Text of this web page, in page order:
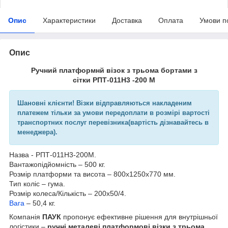
Опис Характеристики Доставка Оплата Умови
Опис
Ручний платформнй візок з трьома бортами з
сітки РПТ-011Н3 -200 М
Шановні клієнти! Візки відправляються накладеним
платежем тільки за умови передоплати в розмірі вартості
транспортних послуг перевізника(вартість дізнавайтесь в
менеджера).
Назва - РПТ-011Н3-200М.
Вантажопідйомність – 500 кг.
Розмір платформи та висота – 800х1250х770 мм.
Тип коліс – гума.
Розмір колеса/Кількість – 200х50/4.
Вага – 50,4 кг.
Компанія ПАУК пропонує ефективне рішення для внутрішньої
логістики – ручні металеві платформові візки з трьома